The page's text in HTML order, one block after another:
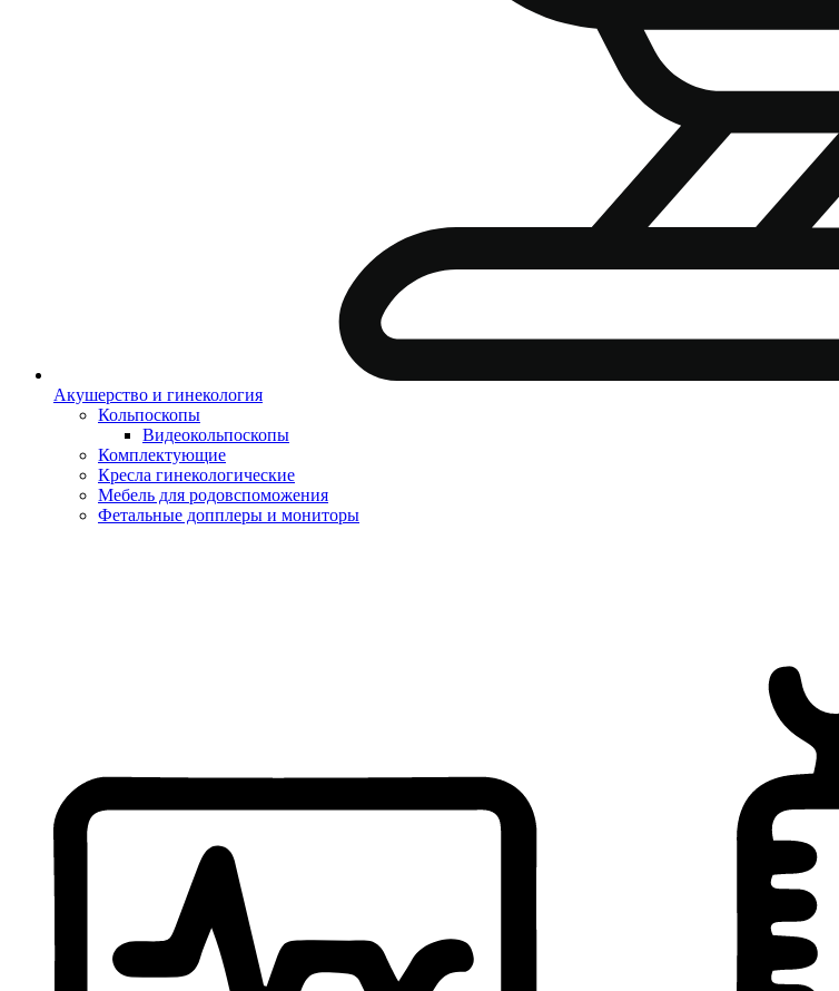
Акушерство и гинекология
Кольпоскопы
Видеокольпоскопы
Комплектующие
Кресла гинекологические
Мебель для родовспоможения
Фетальные допплеры и мониторы